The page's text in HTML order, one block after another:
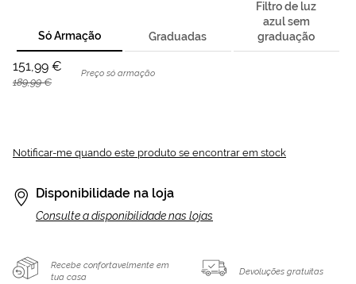
Só Armação
151,99 €
189,99 €
Preço só armação
Graduadas
Filtro de luz
azul sem
graduação
Notificar-me quando este produto se encontrar em stock
Disponibilidade na loja
Consulte a disponibilidade nas lojas
Recebe confortavelmente em
tua casa
Devoluções gratuitas